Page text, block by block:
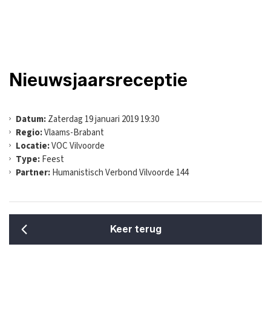
Nieuwsjaarsreceptie
Datum:Zaterdag 19 januari 2019 19:30
Regio:Vlaams-Brabant
Locatie:VOC Vilvoorde
Type:Feest
Partner:Humanistisch Verbond Vilvoorde 144
Keer terug